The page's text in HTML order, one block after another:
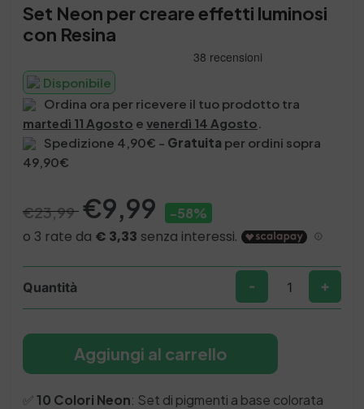
Set Neon per creare effetti luminosi
con Resina
Disponibile
Ordina ora per ricevere il tuo prodotto tra
martedì 11 Agosto e venerdì 14 Agosto.
Spedizione 4,90€ - Gratuita per ordini sopra
49,90€
€23,99 prezzo
originale
€9,99 prezzo
attuale
-58%
Quantità
Set
Neon
per
effetti
luminosi
- +
Aggiungi al carrello
✅10 Colori Neon: Set di pigmenti a base colorata